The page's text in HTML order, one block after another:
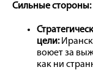
Сильные стороны:
цели:
воюет за
как ни